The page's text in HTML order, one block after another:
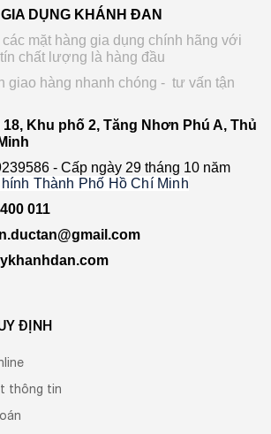
DỤNG KHÁNH ĐAN
mặt hàng gia dụng chính hãng với
chất lượng là hàng đầu
giao hàng nhanh chóng - tư vấn tận
Khu phố 2, Tăng Nhơn Phú A, Thủ
- Cấp ngày 29 tháng 10 năm
Thành Phố Hồ Chí Minh
011
ĐỊNH
thông tin